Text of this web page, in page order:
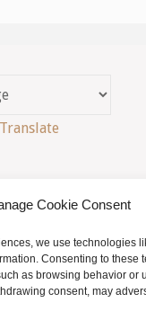
Cookie Consent
we use technologies
Consenting to these
as browsing behavior or
consent, may
Translate
POLÍTICA DE